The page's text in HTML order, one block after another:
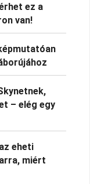
ez a
van!
– elég egy
eheti
miért